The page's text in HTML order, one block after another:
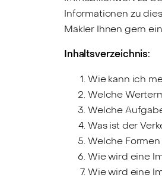
Informationen zu
Makler Ihnen gern
Inhaltsverzeichnis:
Wie kann ich
Welche
Welche
Was ist der
Welche
Wie wird eine
Wie wird eine